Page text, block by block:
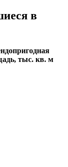
в
тыс. кв. м